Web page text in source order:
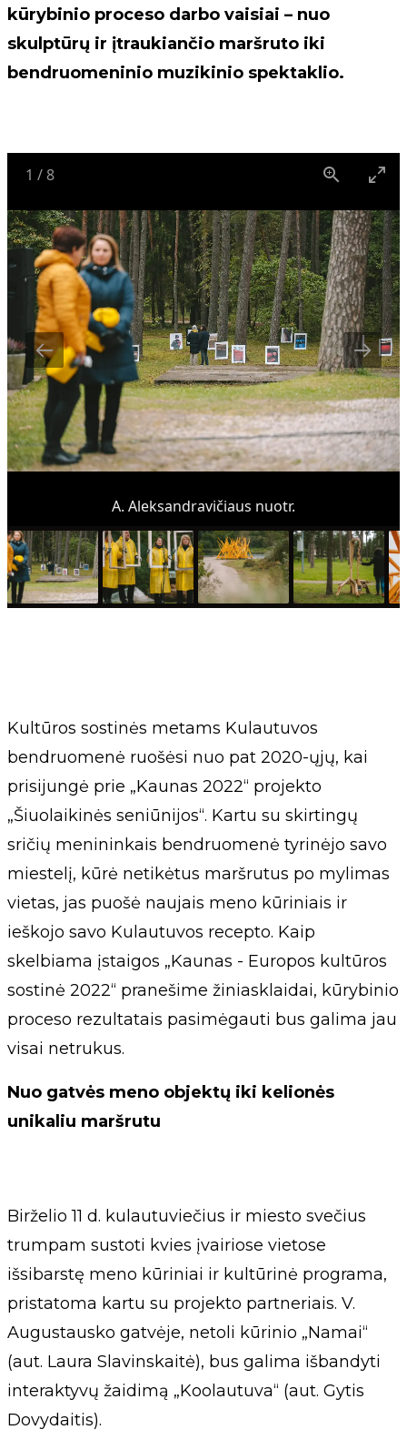
kūrybinio proceso darbo vaisiai – nuo
skulptūrų ir įtraukiančio maršruto iki
bendruomeninio muzikinio spektaklio.
1 /8
A. Aleksandravičiaus nuotr.
Kultūros sostinės metams Kulautuvos
bendruomenė ruošėsi nuo pat 2020-ųjų, kai
prisijungė prie „Kaunas 2022“ projekto
„Šiuolaikinės seniūnijos“. Kartu su skirtingų
sričių menininkais bendruomenė tyrinėjo savo
miestelį, kūrė netikėtus maršrutus po mylimas
vietas, jas puošė naujais meno kūriniais ir
ieškojo savo Kulautuvos recepto. Kaip
skelbiama įstaigos „Kaunas - Europos kultūros
sostinė 2022“ pranešime žiniasklaidai, kūrybinio
proceso rezultatais pasimėgauti bus galima jau
visai netrukus.
Nuo gatvės meno objektų iki kelionės
unikaliu maršrutu
Birželio 11 d. kulautuviečius ir miesto svečius
trumpam sustoti kvies įvairiose vietose
išsibarstę meno kūriniai ir kultūrinė programa,
pristatoma kartu su projekto partneriais. V.
Augustausko gatvėje, netoli kūrinio „Namai“
(aut. Laura Slavinskaitė), bus galima išbandyti
interaktyvų žaidimą „Koolautuva“ (aut. Gytis
Dovydaitis).